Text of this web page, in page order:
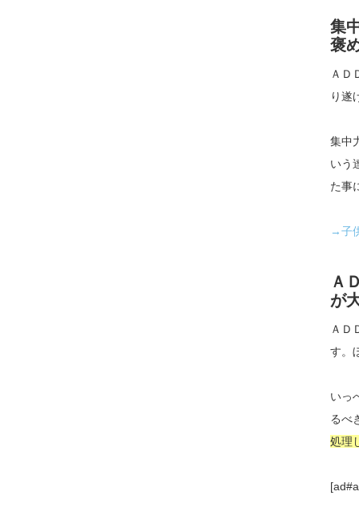
集
褒
ＡＤ
り遂
集中
いう
た事
→子
Ａ
が
ＡＤ
す。
いっ
るべ
処理